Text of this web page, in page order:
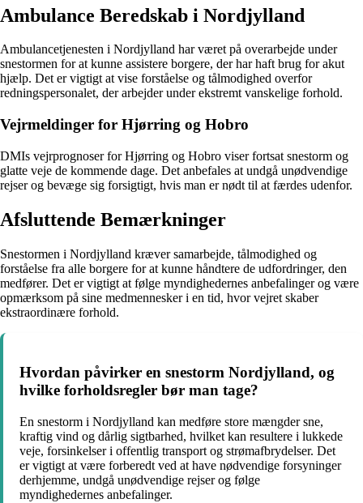
Ambulance Beredskab i Nordjylland
Ambulancetjenesten i Nordjylland har været på overarbejde under
snestormen for at kunne assistere borgere, der har haft brug for akut
hjælp. Det er vigtigt at vise forståelse og tålmodighed overfor
redningspersonalet, der arbejder under ekstremt vanskelige forhold.
Vejrmeldinger for Hjørring og Hobro
DMIs vejrprognoser for Hjørring og Hobro viser fortsat snestorm og
glatte veje de kommende dage. Det anbefales at undgå unødvendige
rejser og bevæge sig forsigtigt, hvis man er nødt til at færdes udenfor.
Afsluttende Bemærkninger
Snestormen i Nordjylland kræver samarbejde, tålmodighed og
forståelse fra alle borgere for at kunne håndtere de udfordringer, den
medfører. Det er vigtigt at følge myndighedernes anbefalinger og være
opmærksom på sine medmennesker i en tid, hvor vejret skaber
ekstraordinære forhold.
Hvordan påvirker en snestorm Nordjylland, og
hvilke forholdsregler bør man tage?
En snestorm i Nordjylland kan medføre store mængder sne,
kraftig vind og dårlig sigtbarhed, hvilket kan resultere i lukkede
veje, forsinkelser i offentlig transport og strømafbrydelser. Det
er vigtigt at være forberedt ved at have nødvendige forsyninger
derhjemme, undgå unødvendige rejser og følge
myndighedernes anbefalinger.